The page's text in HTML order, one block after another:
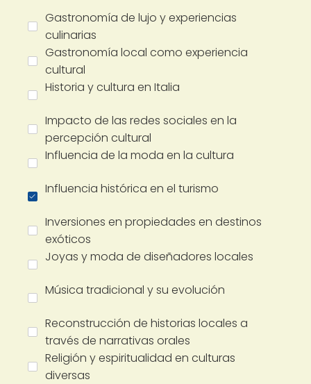
Gastronomía de lujo y experiencias
culinarias
Gastronomía local como experiencia
cultural
Historia y cultura en Italia
Impacto de las redes sociales en la
percepción cultural
Influencia de la moda en la cultura
Influencia histórica en el turismo
Inversiones en propiedades en destinos
exóticos
Joyas y moda de diseñadores locales
Música tradicional y su evolución
Reconstrucción de historias locales a
través de narrativas orales
Religión y espiritualidad en culturas
diversas